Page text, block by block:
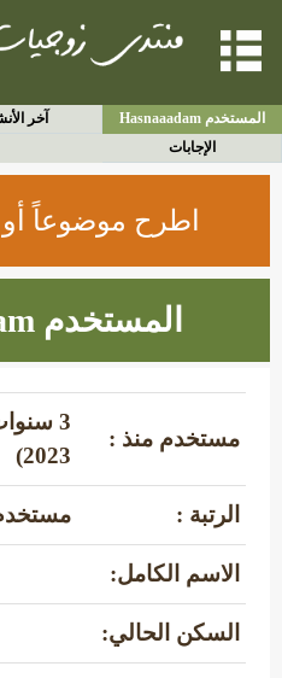
المستخدم Hasnaaadam آخر
الإجابات
اطرح موضوعاً
المستخدم Hasnaaadam
مستخدم منذ :
2023)
الرتبة :
الاسم الكامل:
السكن الحالي: